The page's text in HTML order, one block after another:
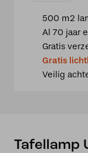
H28cm
Tiffany
Ø12cm
500 m2
Al 70 jaar
Gratis
Gratis
Veilig
Tafellamp